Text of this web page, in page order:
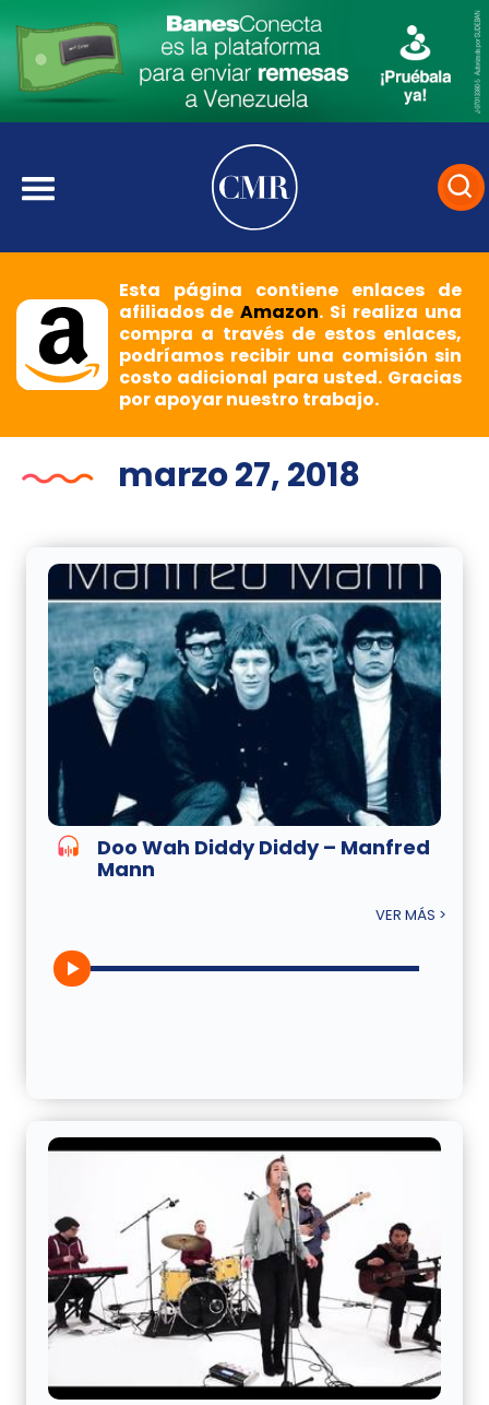
Esta página contiene enlaces de
afiliados deAmazon. Si realiza una
compra a través de estos enlaces,
podríamos recibir una comisión sin
costo adicional para usted. Gracias
por apoyar nuestro trabajo.
marzo 27, 2018
Doo Wah Diddy Diddy – Manfred
Mann
VER MÁS >